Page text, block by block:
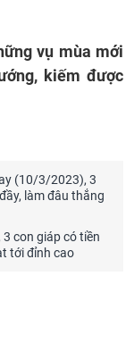
vụ mùa mới
kiếm được
(10/3/2023), 3
làm đâu thắng
con giáp có tiền
tới đỉnh cao